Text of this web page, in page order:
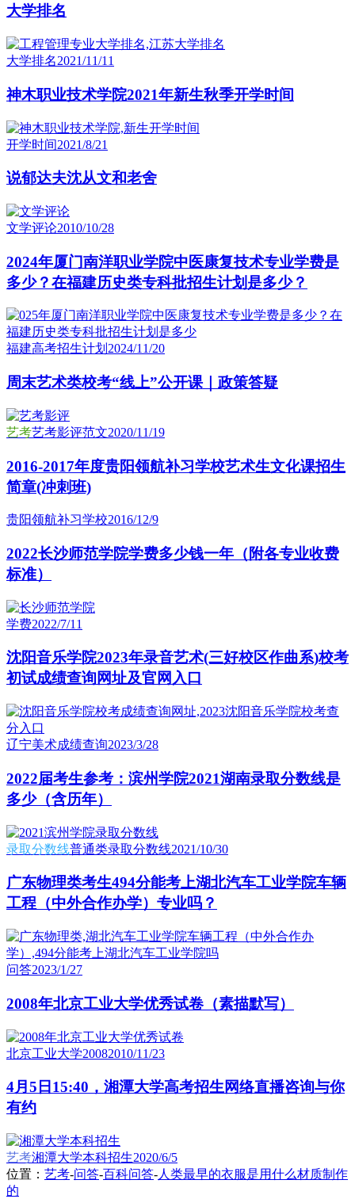
大学排名
大学排名2021/11/11
神木职业技术学院2021年新生秋季开学时间
开学时间2021/8/21
说郁达夫沈从文和老舍
文学评论2010/10/28
2024年厦门南洋职业学院中医康复技术专业学费是
多少？在福建历史类专科批招生计划是多少？
福建高考招生计划 2024/11/20
周末艺术类校考“线上”公开课｜政策答疑
艺考艺考影评范文2020/11/19
2016-2017年度贵阳领航补习学校艺术生文化课招生
简章(冲刺班)
贵阳领航补习学校2016/12/9
2022长沙师范学院学费多少钱一年（附各专业收费
标准）
学费2022/7/11
沈阳音乐学院2023年录音艺术(三好校区作曲系)校考
初试成绩查询网址及官网入口
辽宁美术成绩查询2023/3/28
2022届考生参考：滨州学院2021湖南录取分数线是
多少（含历年）
录取分数线普通类录取分数线2021/10/30
广东物理类考生494分能考上湖北汽车工业学院车辆
工程（中外合作办学）专业吗？
问答2023/1/27
2008年北京工业大学优秀试卷（素描默写）
北京工业大学20082010/11/23
4月5日15:40，湘潭大学高考招生网络直播咨询与你
有约
艺考湘潭大学本科招生2020/6/5
位置： 艺考-问答-百科问答-人类最早的衣服是用什么材质制作
的